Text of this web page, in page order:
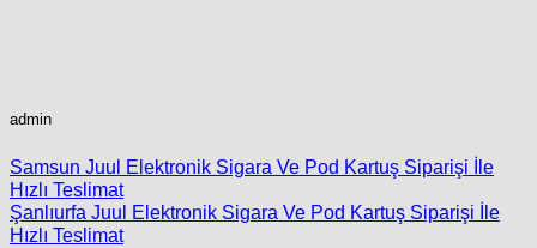
admin
Samsun Juul Elektronik Sigara Ve Pod Kartuş Siparişi İle
Hızlı Teslimat
Şanlıurfa Juul Elektronik Sigara Ve Pod Kartuş Siparişi İle
Hızlı Teslimat